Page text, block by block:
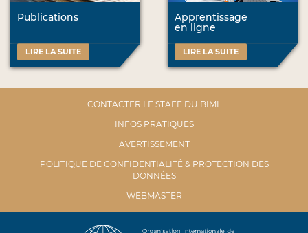
Publications
LIRE LA SUITE
Apprentissage
en ligne
LIRE LA SUITE
CONTACTER LE STAFF DU BIML
INFOS PRATIQUES
AVERTISSEMENT
POLITIQUE DE CONFIDENTIALITÉ & PROTECTION DES
DONNÉES
WEBMASTER